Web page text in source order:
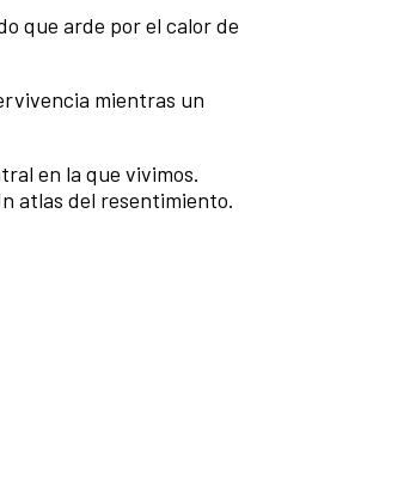
que arde por el calor de
mientras un
en la que vivimos.
atlas del resentimiento.